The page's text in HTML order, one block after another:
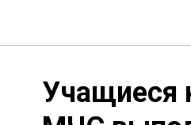
Учащиеся